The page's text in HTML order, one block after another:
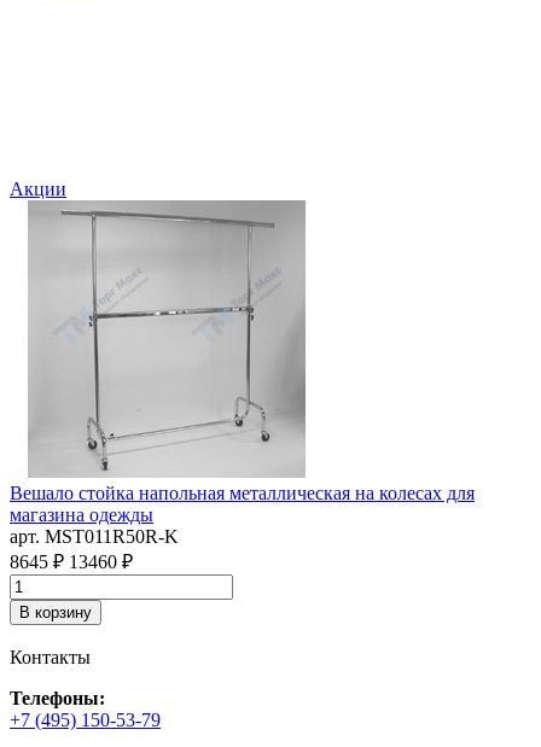
Акции
Вешало стойка напольная металлическая на колесах для
магазина одежды
арт. MST011R50R-K
8645 ₽ 13460 ₽
В корзину
Контакты
Телефоны:
+7 (495) 150-53-79